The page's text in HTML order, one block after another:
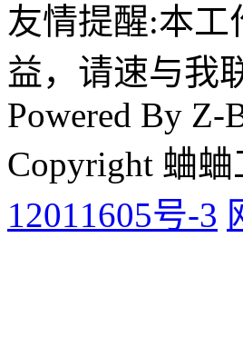
友情提醒:本
益，请速与我
Powered By Z-
Copyright 蛐蛐
12011605号-3